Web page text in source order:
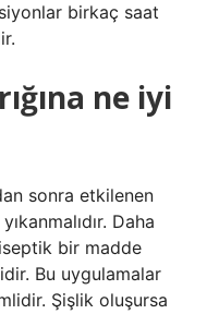
birkaç saat
ne iyi
sonra etkilenen
Daha
bir madde
Bu uygulamalar
Şişlik oluşursa